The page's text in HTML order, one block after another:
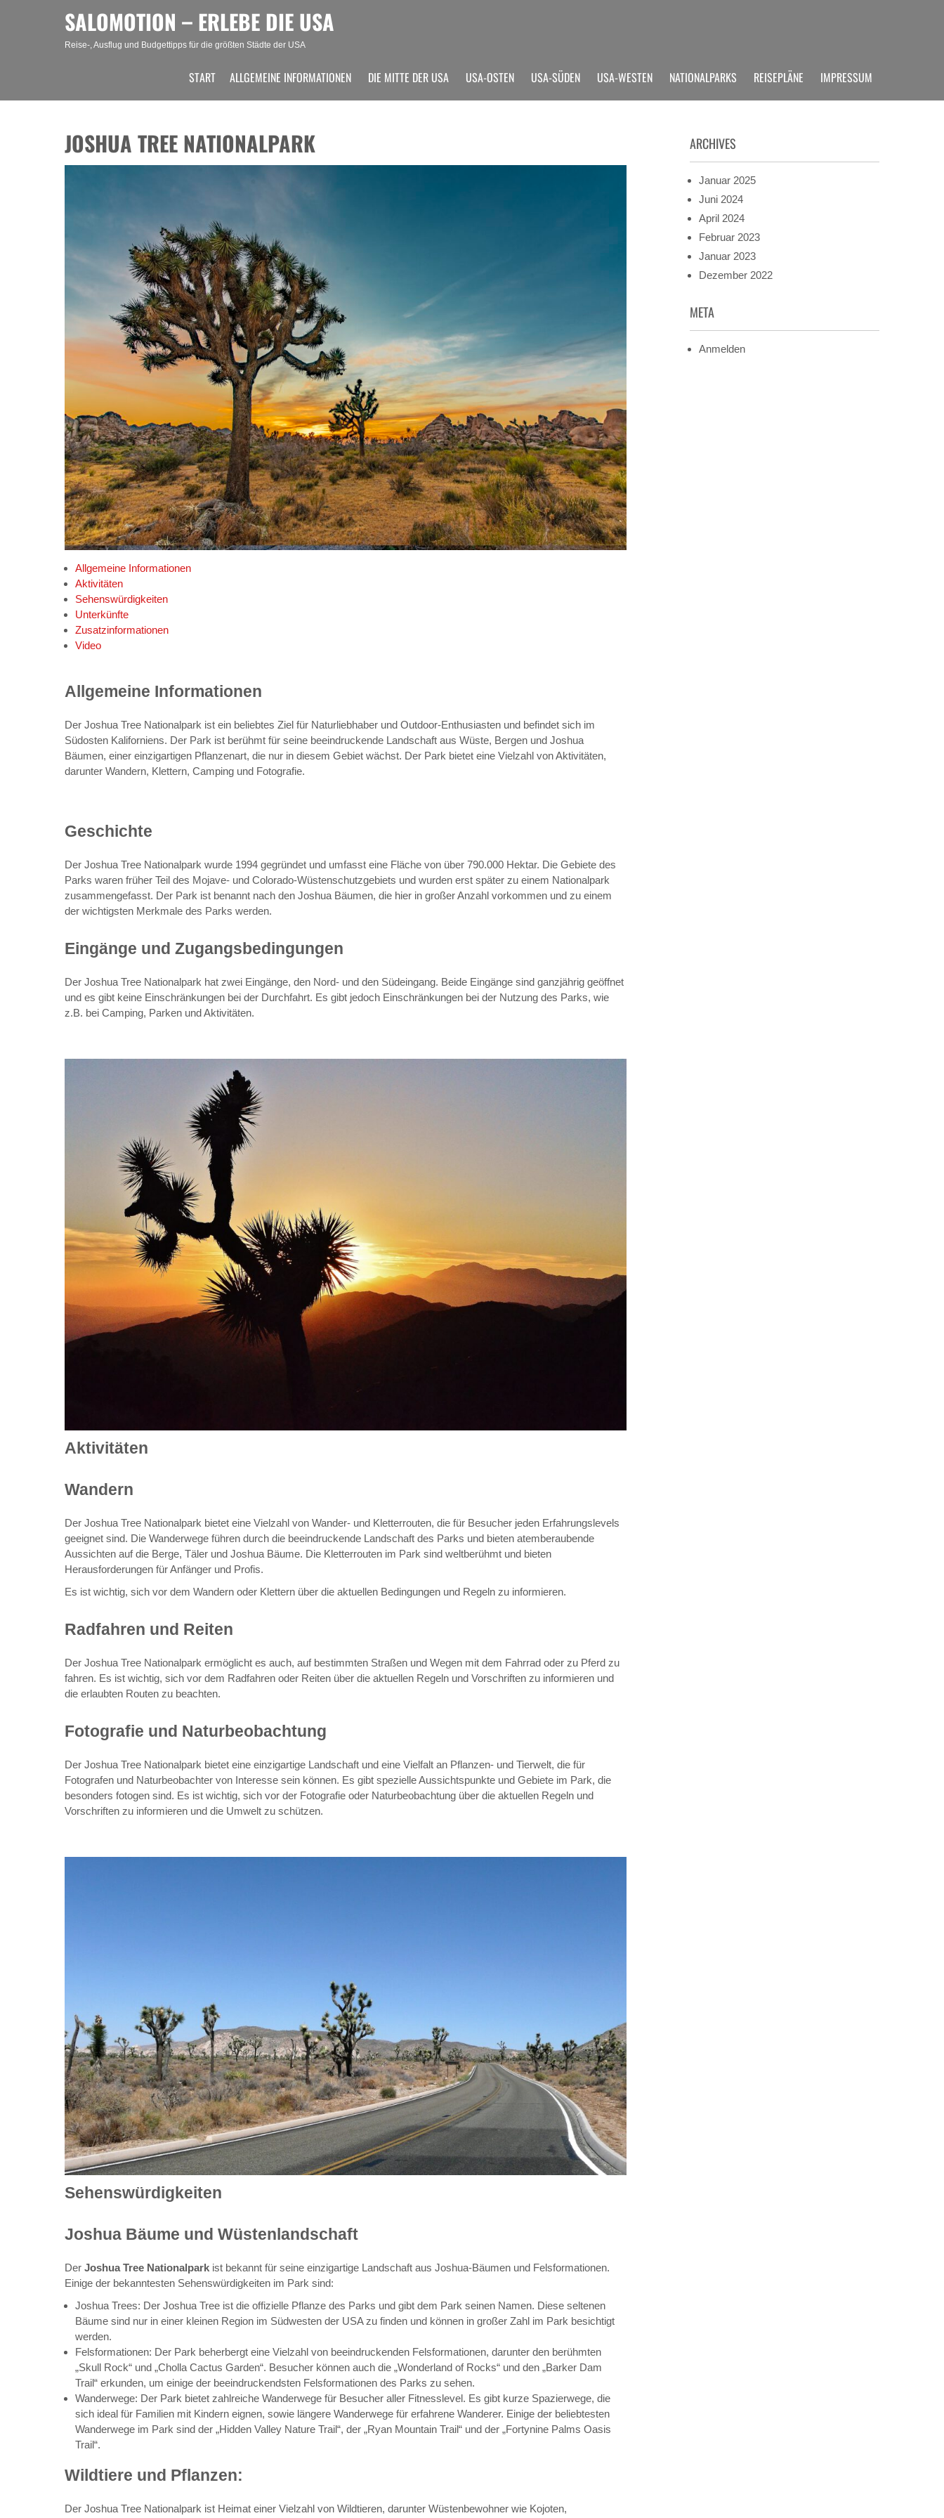
SALOMOTION – ERLEBE DIE USA
Reise-, Ausflug und Budgettipps für die größten Städte der USA
START ALLGEMEINE INFORMATIONEN DIE MITTE DER USA USA-OSTEN USA-SÜDEN USA-WESTEN NATIONALPARKS REISEPLÄNE IMPRESSUM
JOSHUA TREE NATIONALPARK
Allgemeine Informationen
Aktivitäten
Sehenswürdigkeiten
Unterkünfte
Zusatzinformationen
Video
Allgemeine Informationen
Der Joshua Tree Nationalpark ist ein beliebtes Ziel für Naturliebhaber und Outdoor-Enthusiasten und befindet sich im
Südosten Kaliforniens. Der Park ist berühmt für seine beeindruckende Landschaft aus Wüste, Bergen und Joshua
Bäumen, einer einzigartigen Pflanzenart, die nur in diesem Gebiet wächst. Der Park bietet eine Vielzahl von Aktivitäten,
darunter Wandern, Klettern, Camping und Fotografie.
Geschichte
Der Joshua Tree Nationalpark wurde 1994 gegründet und umfasst eine Fläche von über 790.000 Hektar. Die Gebiete des
Parks waren früher Teil des Mojave- und Colorado-Wüstenschutzgebiets und wurden erst später zu einem Nationalpark
zusammengefasst. Der Park ist benannt nach den Joshua Bäumen, die hier in großer Anzahl vorkommen und zu einem
der wichtigsten Merkmale des Parks werden.
Eingänge und Zugangsbedingungen
Der Joshua Tree Nationalpark hat zwei Eingänge, den Nord- und den Südeingang. Beide Eingänge sind ganzjährig geöffnet
und es gibt keine Einschränkungen bei der Durchfahrt. Es gibt jedoch Einschränkungen bei der Nutzung des Parks, wie
z.B. bei Camping, Parken und Aktivitäten.
Aktivitäten
Wandern
Der Joshua Tree Nationalpark bietet eine Vielzahl von Wander- und Kletterrouten, die für Besucher jeden Erfahrungslevels
geeignet sind. Die Wanderwege führen durch die beeindruckende Landschaft des Parks und bieten atemberaubende
Aussichten auf die Berge, Täler und Joshua Bäume. Die Kletterrouten im Park sind weltberühmt und bieten
Herausforderungen für Anfänger und Profis.
Es ist wichtig, sich vor dem Wandern oder Klettern über die aktuellen Bedingungen und Regeln zu informieren.
Radfahren und Reiten
Der Joshua Tree Nationalpark ermöglicht es auch, auf bestimmten Straßen und Wegen mit dem Fahrrad oder zu Pferd zu
fahren. Es ist wichtig, sich vor dem Radfahren oder Reiten über die aktuellen Regeln und Vorschriften zu informieren und
die erlaubten Routen zu beachten.
Fotografie und Naturbeobachtung
Der Joshua Tree Nationalpark bietet eine einzigartige Landschaft und eine Vielfalt an Pflanzen- und Tierwelt, die für
Fotografen und Naturbeobachter von Interesse sein können. Es gibt spezielle Aussichtspunkte und Gebiete im Park, die
besonders fotogen sind. Es ist wichtig, sich vor der Fotografie oder Naturbeobachtung über die aktuellen Regeln und
Vorschriften zu informieren und die Umwelt zu schützen.
Sehenswürdigkeiten
Joshua Bäume und Wüstenlandschaft
Der Joshua Tree Nationalpark ist bekannt für seine einzigartige Landschaft aus Joshua-Bäumen und Felsformationen.
Einige der bekanntesten Sehenswürdigkeiten im Park sind:
Joshua Trees: Der Joshua Tree ist die offizielle Pflanze des Parks und gibt dem Park seinen Namen. Diese seltenen
Bäume sind nur in einer kleinen Region im Südwesten der USA zu finden und können in großer Zahl im Park besichtigt
werden.
Felsformationen: Der Park beherbergt eine Vielzahl von beeindruckenden Felsformationen, darunter den berühmten
„Skull Rock“ und „Cholla Cactus Garden“. Besucher können auch die „Wonderland of Rocks“ und den „Barker Dam
Trail“ erkunden, um einige der beeindruckendsten Felsformationen des Parks zu sehen.
Wanderwege: Der Park bietet zahlreiche Wanderwege für Besucher aller Fitnesslevel. Es gibt kurze Spazierwege, die
sich ideal für Familien mit Kindern eignen, sowie längere Wanderwege für erfahrene Wanderer. Einige der beliebtesten
Wanderwege im Park sind der „Hidden Valley Nature Trail“, der „Ryan Mountain Trail“ und der „Fortynine Palms Oasis
Trail“.
Wildtiere und Pflanzen:
Der Joshua Tree Nationalpark ist Heimat einer Vielzahl von Wildtieren, darunter Wüstenbewohner wie Kojoten,
ARCHIVES
Januar 2025
Juni 2024
April 2024
Februar 2023
Januar 2023
Dezember 2022
META
Anmelden